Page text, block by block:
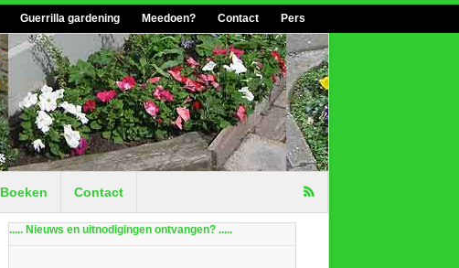
Guerrilla gardening Meedoen? Contact Pers
Boeken Contact
..... Nieuws en uitnodigingen ontvangen? .....